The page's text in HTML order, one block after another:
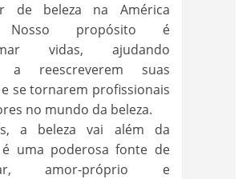
de beleza na América
Nosso propósito é
vidas, ajudando
a reescreverem suas
se tornarem profissionais
no mundo da beleza.
a beleza vai além da
é uma poderosa fonte de
amor-próprio e